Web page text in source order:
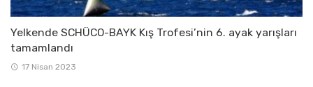
Yelkende SCHÜCO-BAYK Kış Trofesi’nin 6. ayak yarışları
tamamlandı
17 Nisan 2023